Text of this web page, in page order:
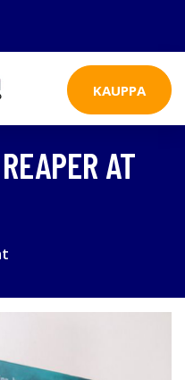
KAUPPA
AT